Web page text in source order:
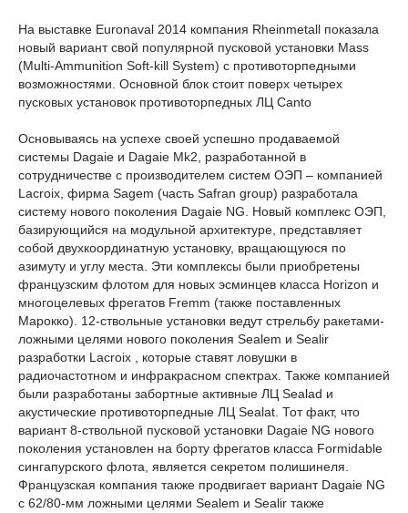
На выставке Euronaval 2014 компания Rheinmetall показала
новый вариант свой популярной пусковой установки Mass
(Multi-Ammunition Soft-kill System) с противоторпедными
возможностями. Основной блок стоит поверх четырех
пусковых установок противоторпедных ЛЦ Canto
Основываясь на успехе своей успешно продаваемой
системы Dagaie и Dagaie Mk2, разработанной в
сотрудничестве с производителем систем ОЭП – компанией
Lacroix, фирма Sagem (часть Safran group) разработала
систему нового поколения Dagaie NG. Новый комплекс ОЭП,
базирующийся на модульной архитектуре, представляет
собой двухкоординатную установку, вращающуюся по
азимуту и углу места. Эти комплексы были приобретены
французским флотом для новых эсминцев класса Horizon и
многоцелевых фрегатов Fremm (также поставленных
Марокко). 12-ствольные установки ведут стрельбу ракетами-
ложными целями нового поколения Sealem и Sealir
разработки Lacroix , которые ставят ловушки в
радиочастотном и инфракрасном спектрах. Также компанией
были разработаны забортные активные ЛЦ Sealad и
акустические противоторпедные ЛЦ Sealat. Тот факт, что
вариант 8-ствольной пусковой установки Dagaie NG нового
поколения установлен на борту фрегатов класса Formidable
сингапурского флота, является секретом полишинеля.
Французская компания также продвигает вариант Dagaie NG
с 62/80-мм ложными целями Sealem и Sealir также